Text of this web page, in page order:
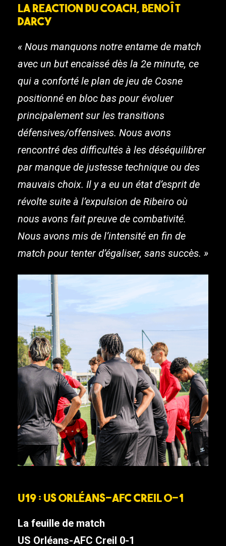
La reaction du coach, Benoît
Darcy
« Nous manquons notre entame de match
avec un but encaissé dès la 2e minute, ce
qui a conforté le plan de jeu de Cosne
positionné en bloc bas pour évoluer
principalement sur les transitions
défensives/offensives. Nous avons
rencontré des difficultés à les déséquilibrer
par manque de justesse technique ou des
mauvais choix. Il y a eu un état d’esprit de
révolte suite à l’expulsion de Ribeiro où
nous avons fait preuve de combativité.
Nous avons mis de l’intensité en fin de
match pour tenter d’égaliser, sans succès. »
U19 : US Orléans-AFC Creil 0-1
La feuille de match
US Orléans-AFC Creil 0-1